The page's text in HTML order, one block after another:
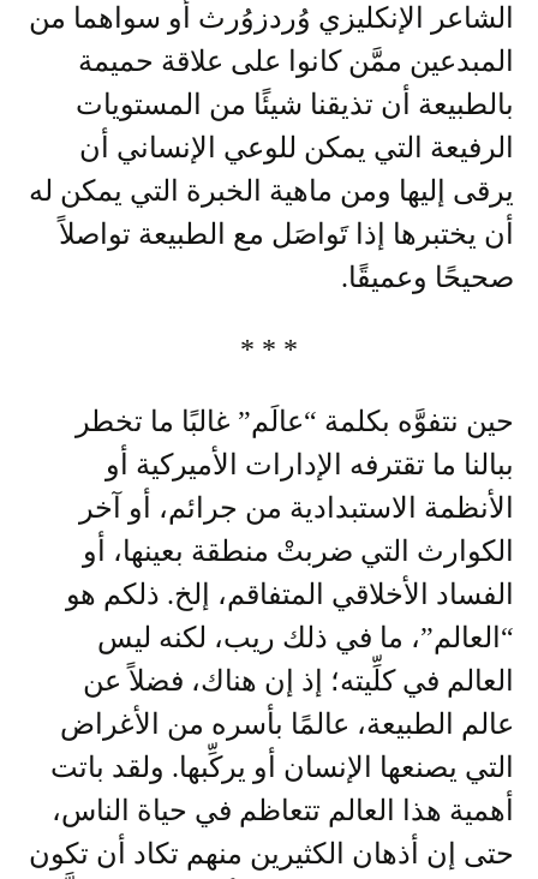
الشاعر الإنكليزي وُردزوُرث أو سواهما من
المبدعين ممَّن كانوا على علاقة حميمة
بالطبيعة أن تذيقنا شيئًا من المستويات
الرفيعة التي يمكن للوعي الإنساني أن
يرقى إليها ومن ماهية الخبرة التي يمكن له
أن يختبرها إذا تَواصَل مع الطبيعة تواصلاً
صحيحًا وعميقًا.
* * *
حين نتفوَّه بكلمة “عالَم” غالبًا ما تخطر
ببالنا ما تقترفه الإدارات الأميركية أو
الأنظمة الاستبدادية من جرائم، أو آخر
الكوارث التي ضربتْ منطقة بعينها، أو
الفساد الأخلاقي المتفاقم، إلخ. ذلكم هو
“العالم”، ما في ذلك ريب، لكنه ليس
العالم في كلِّيته؛ إذ إن هناك، فضلاً عن
عالم الطبيعة، عالمًا بأسره من الأغراض
التي يصنعها الإنسان أو يركِّبها. ولقد باتت
أهمية هذا العالم تتعاظم في حياة الناس،
حتى إن أذهان الكثيرين منهم تكاد أن تكون